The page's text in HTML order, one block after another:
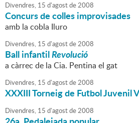
Divendres, 15 d'agostde2008
Concurs de colles improvisades
amb la cobla Iluro
Divendres, 15 d'agostde2008
Ball infantilRevolució
a càrrec de la Cia. Pentina el gat
Divendres, 15 d'agostde2008
XXXIII Torneig de Futbol Juvenil
Divendres, 15 d'agostde2008